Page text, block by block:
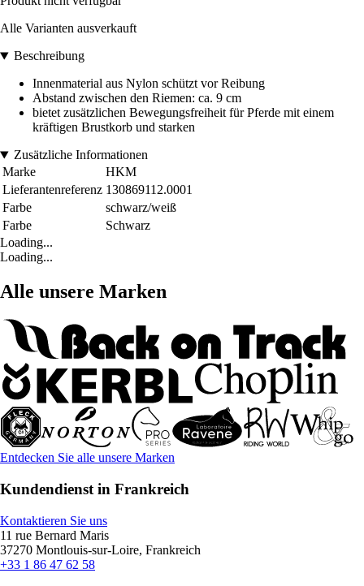
Alle Varianten ausverkauft
Beschreibung
Innenmaterial aus Nylon schützt vor Reibung
Abstand zwischen den Riemen: ca. 9 cm
bietet zusätzlichen Bewegungsfreiheit für Pferde mit einem
kräftigen Brustkorb und starken
Zusätzliche Informationen
Marke
HKM
Lieferantenreferenz 130869112.0001
Farbe
schwarz/weiß
Farbe
Schwarz
Loading...
Loading...
Alle unsere Marken
Entdecken Sie alle unsere Marken
Kundendienst in Frankreich
Kontaktieren Sie uns
11 rue Bernard Maris
37270 Montlouis-sur-Loire, Frankreich
+33 1 86 47 62 58